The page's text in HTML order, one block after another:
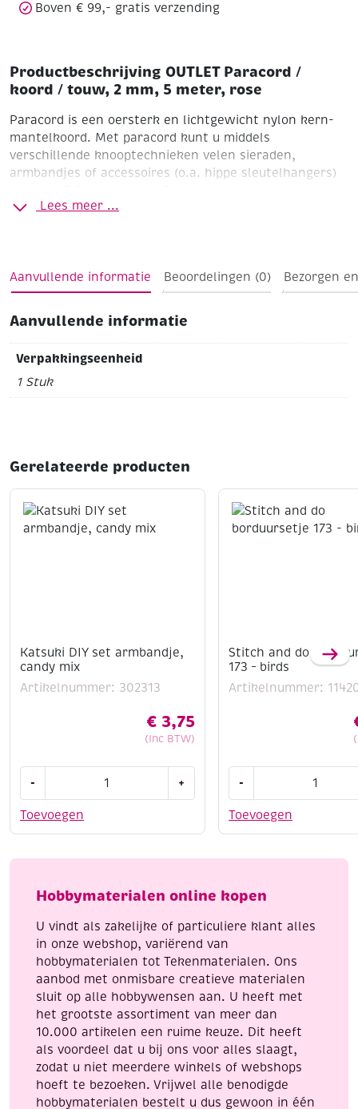
Boven € 99,- gratis verzending
Productbeschrijving OUTLET Paracord /
koord / touw, 2 mm, 5 meter, rose
Paracord is een oersterk en lichtgewicht nylon kern-
mantelkoord. Met paracord kunt u middels
verschillende knooptechnieken velen sieraden,
armbandjes of accessoires (o.a. hippe sleutelhangers)
Lees meer ...
Aanvullende informatie Beoordelingen (0) Bezorgen
Aanvullende informatie
Verpakkingseenheid
1 Stuk
Gerelateerde producten
Katsuki DIY set armbandje,
candy mix
Artikelnummer: 302313
€ 3,75
(Inc BTW)
Toevoegen
-
set
mix
+
Stitch and do
173 – birds
Artikelnummer:
Toevoegen
-
do
-
aantal
Hobbymaterialen online kopen
U vindt als zakelijke of particuliere klant alles
in onze webshop, variërend van
hobbymaterialen tot Tekenmaterialen. Ons
aanbod met onmisbare creatieve materialen
sluit op alle hobbywensen aan. U heeft met
het grootste assortiment van meer dan
10.000 artikelen een ruime keuze. Dit heeft
als voordeel dat u bij ons voor alles slaagt,
zodat u niet meerdere winkels of webshops
hoeft te bezoeken. Vrijwel alle benodigde
hobbymaterialen bestelt u dus gewoon in één